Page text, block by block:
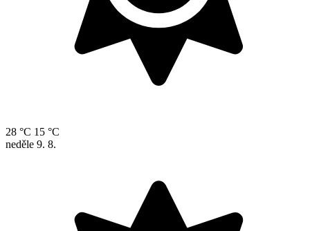
28 °C 15 °C
neděle 9. 8.